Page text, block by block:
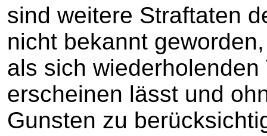
sind weitere Straftaten
nicht bekannt
als sich
erscheinen lässt und
Gunsten zu